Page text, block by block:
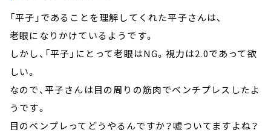
「平子」であることを理解してくれた平子さんは、
老眼になりかけているようです。
しかし、「平子」にとって老眼はNG。視力は2.0であって欲
しい。
なので、平子さんは目の周りの筋肉でベンチプレスしたよ
うです。
目のベンプレってどうやるんですか？嘘ついてますよね？